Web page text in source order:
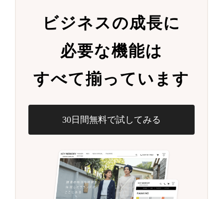
ビジネスの成長に
必要な機能は
すべて揃っています
30日間無料で試してみる